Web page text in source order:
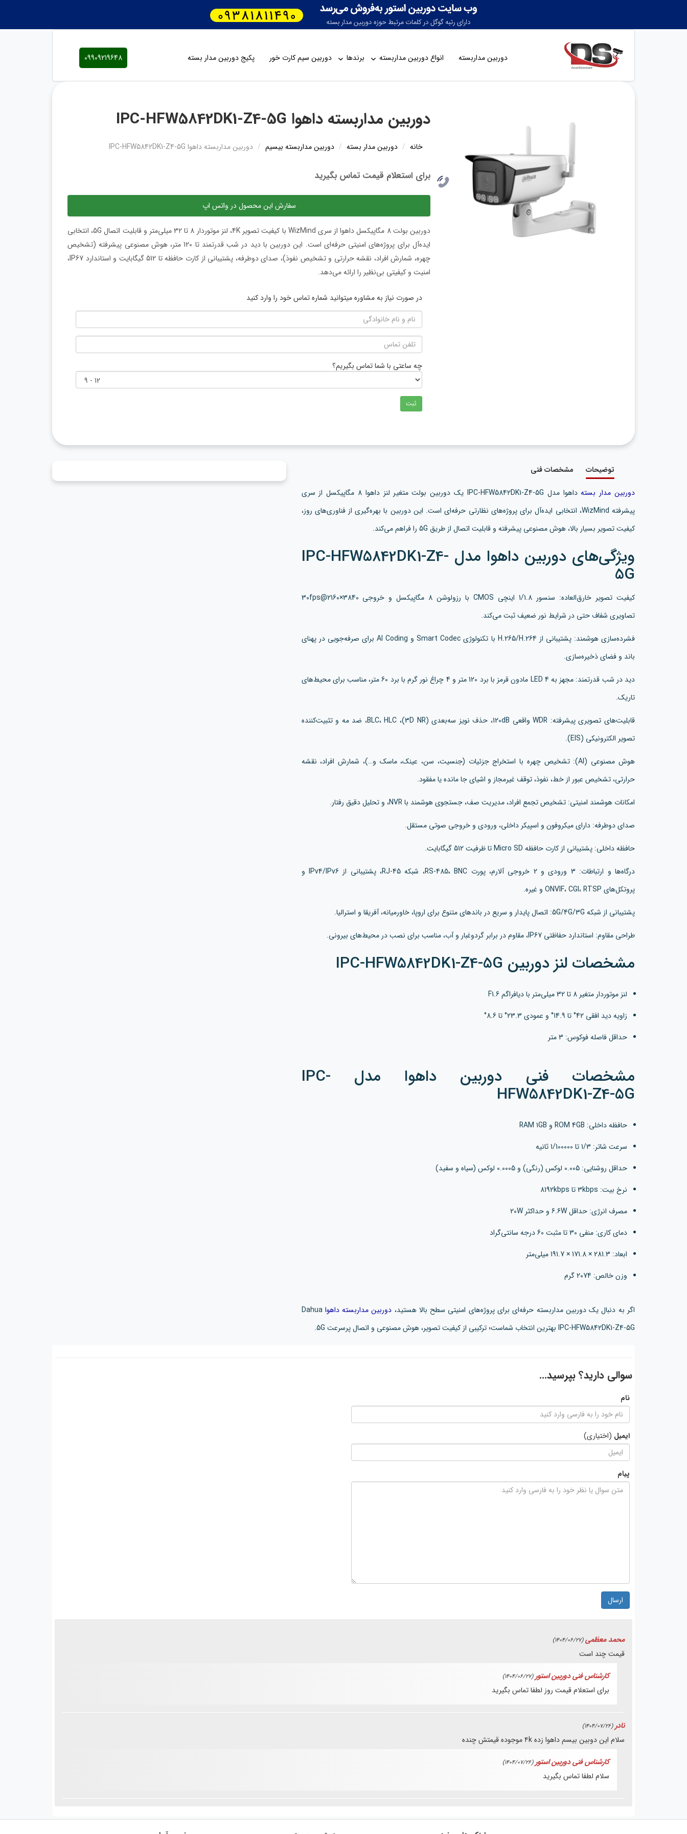
دوربین مداربسته انواع دوربین مداربسته برندها دوربین سیم کارت خور پکیج دوربین مدار بسته 09909219648
دوربین مداربسته داهوا IPC-HFW5842DK1-Z4-5G
خانه دوربین مدار بسته دوربین مداربسته بیسیم دوربین مداربسته داهوا IPC-HFW5842DK1-Z4-5G
برای استعلام قیمت تماس بگیرید
سفارش این محصول در واتس اپ
دوربین بولت 8 مگاپیکسل داهوا از سری WizMind با کیفیت تصویر 4K، لنز موتوردار 8 تا 32 میلی‌متر و قابلیت اتصال 5G، انتخابی
ایده‌آل برای پروژه‌های امنیتی حرفه‌ای است. این دوربین با دید در شب قدرتمند تا 120 متر، هوش مصنوعی پیشرفته (تشخیص
چهره، شمارش افراد، نقشه حرارتی و تشخیص نفوذ)، صدای دوطرفه، پشتیبانی از کارت حافظه تا 512 گیگابایت و استاندارد IP67،
امنیت و کیفیتی بی‌نظیر را ارائه می‌دهد.
در صورت نیاز به مشاوره میتوانید شماره تماس خود را وارد کنید
چه ساعتی با شما تماس بگیریم؟
ثبت
توضیحات مشخصات فنی
دوربین مدار بسته
داهوا مدل IPC-HFW5842DK1-Z4-5G یک دوربین بولت متغیر لنز داهوا 8 مگاپیکسل از سری
پیشرفته WizMind، انتخابی ایده‌آل برای پروژه‌های نظارتی حرفه‌ای است. این دوربین با بهره‌گیری از فناوری‌های روز،
کیفیت تصویر بسیار بالا، هوش مصنوعی پیشرفته و قابلیت اتصال از طریق 5G را فراهم می‌کند.
ویژگی‌های دوربین داهوا مدل IPC-HFW5842DK1-Z4-
5G
کیفیت تصویر خارق‌العاده: سنسور 1/1.8 اینچی CMOS با رزولوشن 8 مگاپیکسل و خروجی 3840×2160@30fps
تصاویری شفاف حتی در شرایط نور ضعیف ثبت می‌کند.
فشرده‌سازی هوشمند: پشتیبانی از H.265/H.264 با تکنولوژی Smart Codec و AI Coding برای صرفه‌جویی در پهنای
باند و فضای ذخیره‌سازی.
دید در شب قدرتمند: مجهز به 4 LED مادون قرمز با برد 120 متر و 4 چراغ نور گرم با برد 60 متر، مناسب برای محیط‌های
تاریک.
قابلیت‌های تصویری پیشرفته: WDR واقعی 120dB، حذف نویز سه‌بعدی (3D NR)، BLC، HLC، ضد مه و تثبیت‌کننده
تصویر الکترونیکی (EIS).
هوش مصنوعی (AI): تشخیص چهره با استخراج جزئیات (جنسیت، سن، عینک، ماسک و…)، شمارش افراد، نقشه
حرارتی، تشخیص عبور از خط، نفوذ، توقف غیرمجاز و اشیای جا مانده یا مفقود.
امکانات هوشمند امنیتی: تشخیص تجمع افراد، مدیریت صف، جستجوی هوشمند با NVR، و تحلیل دقیق رفتار.
صدای دوطرفه: دارای میکروفون و اسپیکر داخلی، ورودی و خروجی صوتی مستقل.
حافظه داخلی: پشتیبانی از کارت حافظه Micro SD تا ظرفیت 512 گیگابایت.
درگاه‌ها و ارتباطات: 3 ورودی و 2 خروجی آلارم، پورت RS-485، BNC، شبکه RJ-45، پشتیبانی از IPv4/IPv6 و
پروتکل‌های ONVIF، CGI، RTSP و غیره.
پشتیبانی از شبکه 5G/4G/3G: اتصال پایدار و سریع در باندهای متنوع برای اروپا، خاورمیانه، آفریقا و استرالیا.
طراحی مقاوم: استاندارد حفاظتی IP67، مقاوم در برابر گردوغبار و آب، مناسب برای نصب در محیط‌های بیرونی.
مشخصات لنز دوربین IPC-HFW5842DK1-Z4-5G
لنز موتوردار متغیر 8 تا 32 میلی‌متر با دیافراگم F1.6
زاویه دید افقی 42° تا 14.9° و عمودی 23.3° تا 8.6°
حداقل فاصله فوکوس: 3 متر
مشخصات فنی دوربین داهوا مدل IPC-
HFW5842DK1-Z4-5G
حافظه داخلی: ROM 4GB و RAM 1GB
سرعت شاتر: 1/3 تا 1/100000 ثانیه
حداقل روشنایی: 0.005 لوکس (رنگی) و 0.0005 لوکس (سیاه و سفید)
نرخ بیت: 3kbps تا 8192kbps
مصرف انرژی: حداقل 6.6W و حداکثر 20W
دمای کاری: منفی 30 تا مثبت 60 درجه سانتی‌گراد
ابعاد: 281.3 × 171.8 × 191.7 میلی‌متر
وزن خالص: 2074 گرم
اگر به دنبال یک دوربین مداربسته حرفه‌ای برای پروژه‌های امنیتی سطح بالا هستید، دوربین مداربسته داهوا Dahua
IPC-HFW5842DK1-Z4-5G بهترین انتخاب شماست؛ ترکیبی از کیفیت تصویر، هوش مصنوعی و اتصال پرسرعت 5G.
سوالی دارید؟ بپرسید...
نام
ایمیل (اختیاری)
پیام
ارسال
محمد معظمی(1404/06/27)
قیمت چند است
کارشناس فنی دوربین استور (1404/06/27)
برای استعلام قیمت روز لطفا تماس بگیرید
نادر (1404/07/26)
سلام این دوبین بیسم داهوا زده ۴k موجوده قیمتش چنده
کارشناس فنی دوربین استور (1404/07/26)
سلام لطفا تماس بگیرید